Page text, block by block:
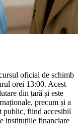
oficial de schimb
orei 13:00. Acest
din țară și este
precum și a
public, fiind accesibil
instituțiile financiare